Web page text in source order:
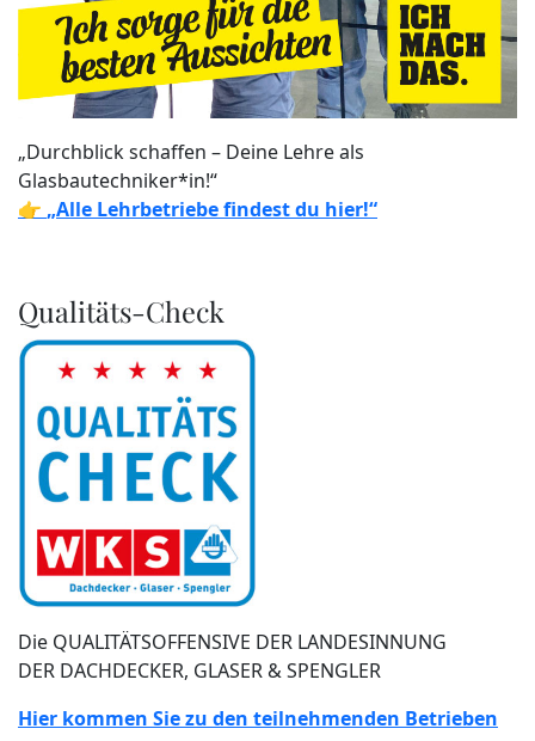
„Durchblick schaffen – Deine Lehre als
Glasbautechniker*in!“
👉 „Alle Lehrbetriebe findest du hier!“
Qualitäts-Check
Die QUALITÄTSOFFENSIVE DER LANDESINNUNG
DER DACHDECKER, GLASER & SPENGLER
Hier kommen Sie zu den teilnehmenden Betrieben